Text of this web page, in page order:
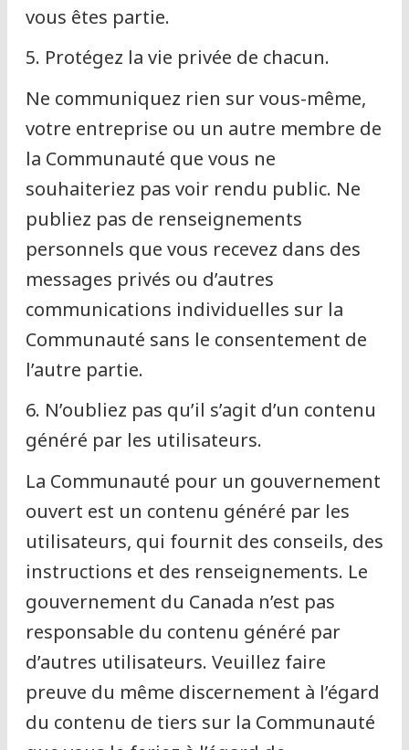
vous êtes partie.
5. Protégez la vie privée de chacun.
Ne communiquez rien sur vous-même,
votre entreprise ou un autre membre de
la Communauté que vous ne
souhaiteriez pas voir rendu public. Ne
publiez pas de renseignements
personnels que vous recevez dans des
messages privés ou d’autres
communications individuelles sur la
Communauté sans le consentement de
l’autre partie.
6. N’oubliez pas qu’il s’agit d’un contenu
généré par les utilisateurs.
La Communauté pour un gouvernement
ouvert est un contenu généré par les
utilisateurs, qui fournit des conseils, des
instructions et des renseignements. Le
gouvernement du Canada n’est pas
responsable du contenu généré par
d’autres utilisateurs. Veuillez faire
preuve du même discernement à l’égard
du contenu de tiers sur la Communauté